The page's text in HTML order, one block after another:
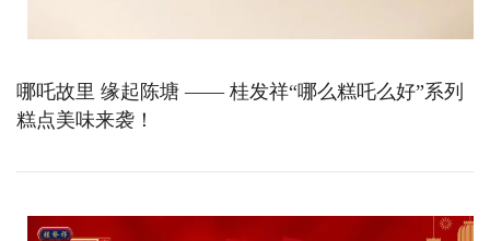
哪吒故里 缘起陈塘 —— 桂发祥“哪么糕吒么好”系列
糕点美味来袭！